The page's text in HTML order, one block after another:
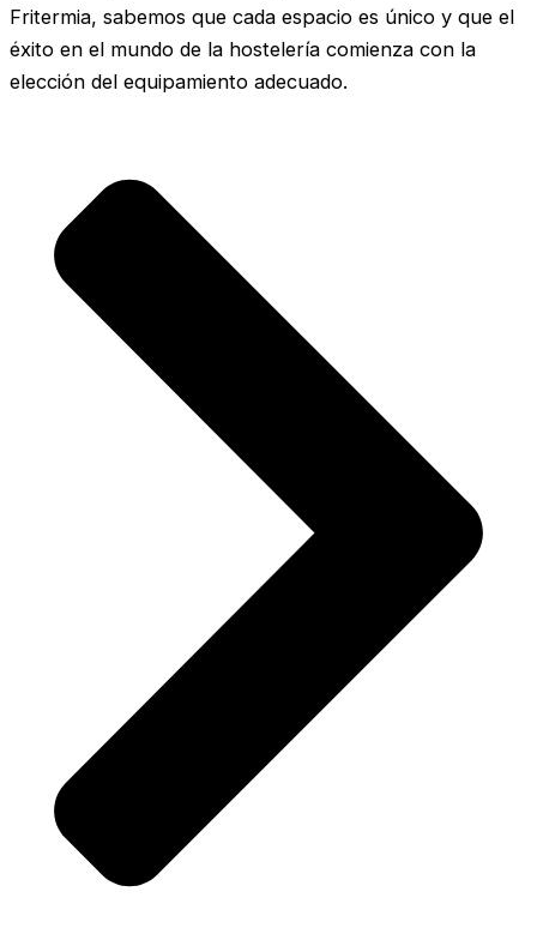
Fritermia, sabemos que cada espacio es único y que el
éxito en el mundo de la hostelería comienza con la
elección del equipamiento adecuado.